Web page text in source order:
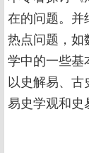
在的问题。并
热点问题，如
学中的一些基
以史解易、
易史学观和史